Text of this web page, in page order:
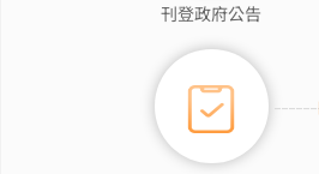
刊登政府公告